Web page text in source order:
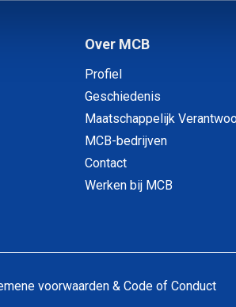
Over MCB
Profiel
Geschiedenis
Maatschappelijk
MCB-bedrijven
Contact
Werken bij MCB
voorwaarden & Code of Conduct